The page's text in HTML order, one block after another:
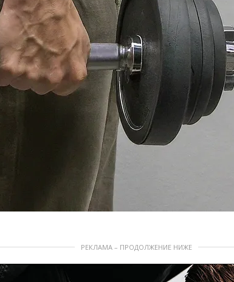
РЕКЛАМА – ПРОДОЛЖЕНИЕ НИЖЕ